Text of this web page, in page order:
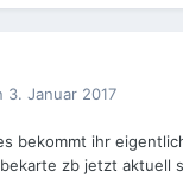
3. Januar 2017
bekommt ihr
zb jetzt aktuell